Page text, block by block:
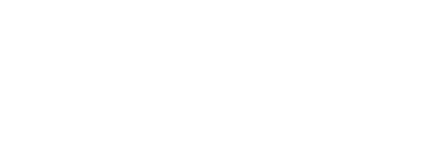
specialiteter fra de forskellige egne af støvlelandet, især er